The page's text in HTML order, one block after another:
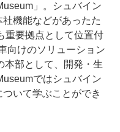
」。シュバイン
機能などがあったた
重要拠点として位置付
向けのソリューション
本部として、開発・生
ではシュバイン
いて学ぶことができ